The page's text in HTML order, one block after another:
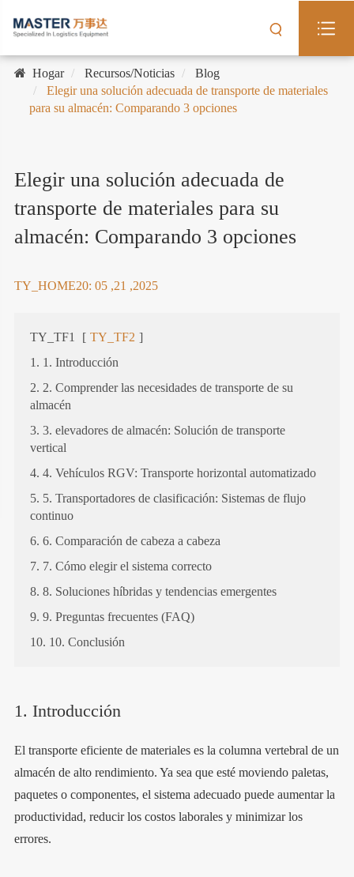
Hogar Recursos/Noticias
Blog
Elegir una solución adecuada de transporte de materiales
para su almacén: Comparando 3 opciones
Elegir una solución adecuada de
transporte de materiales para su
almacén: Comparando 3 opciones
TY_HOME20: 05 ,21 ,2025
TY_TF1 [ TY_TF2 ]
1. 1. Introducción
2. 2. Comprender las necesidades de transporte de su
almacén
3. 3. elevadores de almacén: Solución de transporte
vertical
4. 4. Vehículos RGV: Transporte horizontal automatizado
5. 5. Transportadores de clasificación: Sistemas de flujo
continuo
6. 6. Comparación de cabeza a cabeza
7. 7. Cómo elegir el sistema correcto
8. 8. Soluciones híbridas y tendencias emergentes
9. 9. Preguntas frecuentes (FAQ)
10. 10. Conclusión
1. Introducción
El transporte eficiente de materiales es la columna vertebral de un
almacén de alto rendimiento. Ya sea que esté moviendo paletas,
paquetes o componentes, el sistema adecuado puede aumentar la
productividad, reducir los costos laborales y minimizar los
errores.